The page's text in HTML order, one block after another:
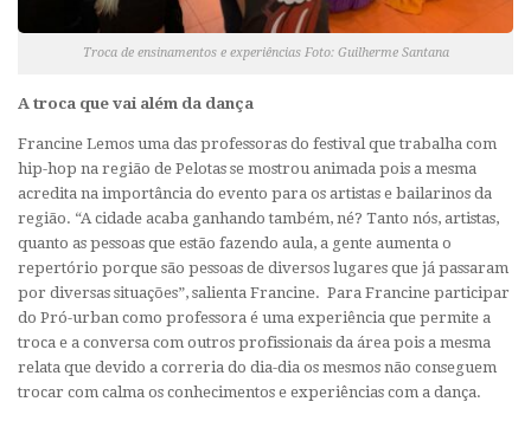
Troca de ensinamentos e experiências Foto: Guilherme Santana
A troca que vai além da dança
Francine Lemos uma das professoras do festival que trabalha com
hip-hop na região de Pelotas se mostrou animada pois a mesma
acredita na importância do evento para os artistas e bailarinos da
região. “A cidade acaba ganhando também, né? Tanto nós, artistas,
quanto as pessoas que estão fazendo aula, a gente aumenta o
repertório porque são pessoas de diversos lugares que já passaram
por diversas situações”, salienta Francine. Para Francine participar
do Pró-urban como professora é uma experiência que permite a
troca e a conversa com outros profissionais da área pois a mesma
relata que devido a correria do dia-dia os mesmos não conseguem
trocar com calma os conhecimentos e experiências com a dança.